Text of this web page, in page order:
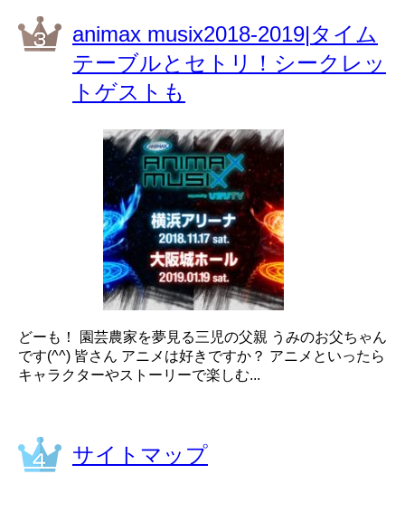
animax musix2018-2019|タイム
テーブルとセトリ！シークレッ
トゲストも
どーも！ 園芸農家を夢見る三児の父親 うみのお父ちゃん
です(^^) 皆さん アニメは好きですか？ アニメといったら
キャラクターやストーリーで楽しむ...
サイトマップ